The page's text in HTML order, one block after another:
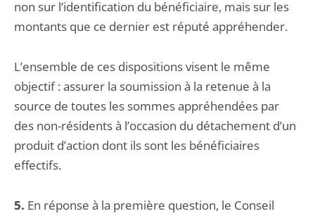
non sur l’identification du bénéficiaire, mais sur les
montants que ce dernier est réputé appréhender.
L’ensemble de ces dispositions visent le même
objectif : assurer la soumission à la retenue à la
source de toutes les sommes appréhendées par
des non-résidents à l’occasion du détachement d’un
produit d’action dont ils sont les bénéficiaires
effectifs.
5. En réponse à la première question, le Conseil